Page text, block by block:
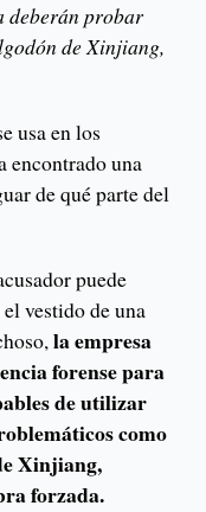
deberán probar
de Xinjiang,
usa en los
encontrado una
de qué parte del
puede
vestido de una
la empresa
forense para
de utilizar
como
Xinjiang,
forzada.